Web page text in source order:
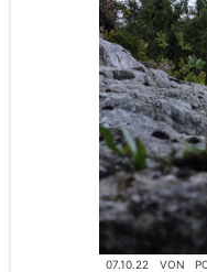
07.10.22 VON